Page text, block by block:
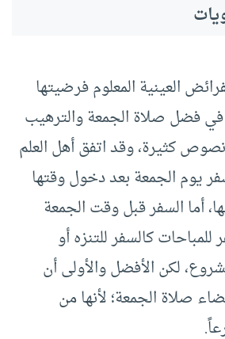
العينية المعلوم فرضيتها
في فضل صلاة الجمعة والترهيب
كثيرة، وقد اتفق أهل العلم
يوم الجمعة بعد دخول وقتها
أما السفر قبل وقت الجمعة
كالسفر للتنزه أو
لكن الأفضل والأولى أن
صلاة الجمعة؛ لأنها من